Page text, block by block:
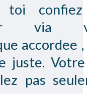
toi
via
accordee
juste.
pas